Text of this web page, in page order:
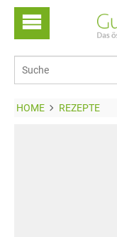
HOME REZEPTE